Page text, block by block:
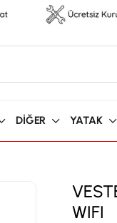
DİĞER YATAK
WIFI